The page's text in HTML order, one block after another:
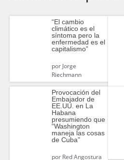
“El cambio
climático es el
síntoma pero la
enfermedad es el
capitalismo”
porJorge
Riechmann
Provocación del
Embajador de
EE.UU. en La
Habana
presumiendo que
“Washington
maneja las cosas
de Cuba”
porRed Angostura